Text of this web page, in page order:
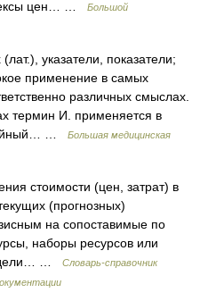
цен… …
Большой
указатели, показатели;
применение в самых
различных смыслах.
термин И. применяется в
…
Большая медицинская
стоимости (цен, затрат) в
(прогнозных)
на сопоставимые по
наборы ресурсов или
…
Словарь-справочник